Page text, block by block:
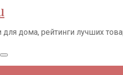
дома, рейтинги лучших